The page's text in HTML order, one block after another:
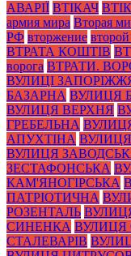
АВАРІЇ ВТІКАЧ
армия мира Вторая
РФ вторжение
ВТРАТА КОШТІВ
ворога ВТРАТИ.
ВУЛИЦІ
БАЗАРНА ВУЛИЦЯ
ВУЛИЦЯ ВЕРХНЯ
ГРЕБЕЛЬНА
АПУХТІНА
ВУЛИЦЯ
ЗЕСТАФОНСЬКА
КАМ'ЯНОГІРСЬКА
ПАТРІОТИЧНА
РОЗЕНТАЛЬ
СИНЕНКА ВУЛИЦЯ
СТАЛЕВАРІВ